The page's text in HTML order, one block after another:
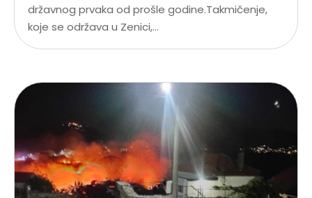
državnog prvaka od prošle godine.Takmičenje,
koje se održava u Zenici,...